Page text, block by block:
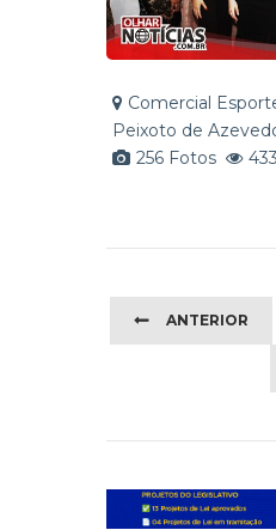
Comercial
Peixoto de
256 Fotos
ANTERIOR